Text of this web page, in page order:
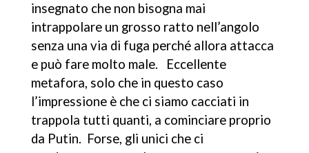
insegnato che non bisogna mai
intrappolare un grosso ratto nell’angolo
senza una via di fuga perché allora attacca
e può fare molto male. Eccellente
metafora, solo che in questo caso
l’impressione è che ci siamo cacciati in
trappola tutti quanti, a cominciare proprio
da Putin. Forse, gli unici che ci